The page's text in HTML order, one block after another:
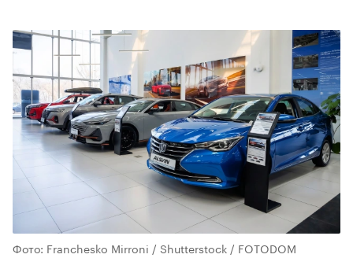
Фото: Franchesko Mirroni / Shutterstock / FOTODOM